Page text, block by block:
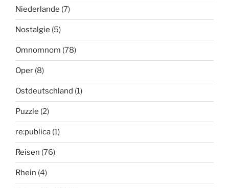
Niederlande (7)
Nostalgie (5)
Omnomnom (78)
Oper (8)
Ostdeutschland (1)
Puzzle (2)
re:publica (1)
Reisen (76)
Rhein (4)